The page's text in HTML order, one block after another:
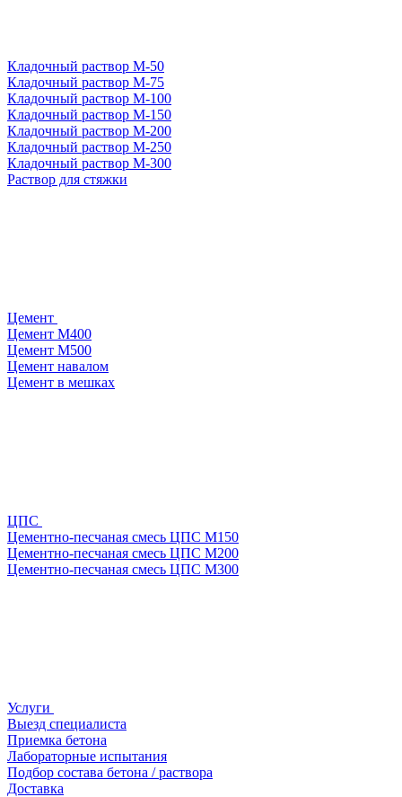
Кладочный раствор М-50
Кладочный раствор М-75
Кладочный раствор М-100
Кладочный раствор М-150
Кладочный раствор М-200
Кладочный раствор М-250
Кладочный раствор М-300
Раствор для стяжки
Цемент
Цемент М400
Цемент М500
Цемент навалом
Цемент в мешках
ЦПС
Цементно-песчаная смесь ЦПС М150
Цементно-песчаная смесь ЦПС М200
Цементно-песчаная смесь ЦПС М300
Услуги
Выезд специалиста
Приемка бетона
Лабораторные испытания
Подбор состава бетона / раствора
Доставка